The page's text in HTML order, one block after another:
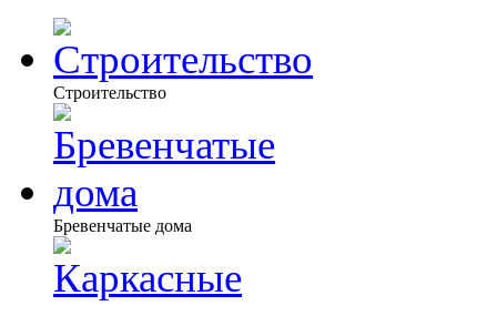
Строительство
Бревенчатые дома